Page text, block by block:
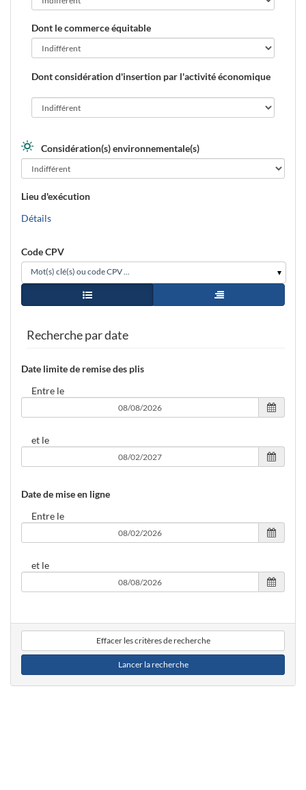
Dont le commerce équitable
Dont considération d'insertion par l'activité économique
Considération(s) environnementale(s)
Lieu d'exécution
Détails
Code CPV
Mot(s) clé(s) ou code CPV ...
Vue simple
Vue arborescence
Recherche par date
Date limite de remise des plis
Entre le
et le
Date de mise en ligne
Entre le
et le